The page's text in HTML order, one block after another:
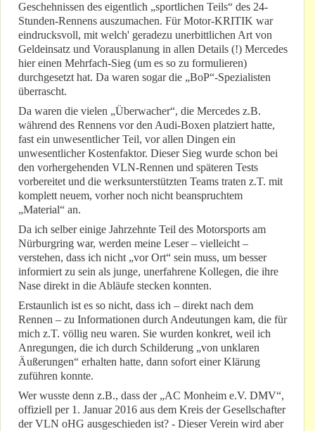
Geschehnissen des eigentlich „sportlichen Teils“ des 24-
Stunden-Rennens auszumachen. Für Motor-KRITIK war
eindrucksvoll, mit welch' geradezu unerbittlichen Art von
Geldeinsatz und Vorausplanung in allen Details (!) Mercedes
hier einen Mehrfach-Sieg (um es so zu formulieren)
durchgesetzt hat. Da waren sogar die „BoP“-Spezialisten
überrascht.
Da waren die vielen „Überwacher“, die Mercedes z.B.
während des Rennens vor den Audi-Boxen platziert hatte,
fast ein unwesentlicher Teil, vor allen Dingen ein
unwesentlicher Kostenfaktor. Dieser Sieg wurde schon bei
den vorhergehenden VLN-Rennen und späteren Tests
vorbereitet und die werksunterstützten Teams traten z.T. mit
komplett neuem, vorher noch nicht beanspruchtem
„Material“ an.
Da ich selber einige Jahrzehnte Teil des Motorsports am
Nürburgring war, werden meine Leser – vielleicht –
verstehen, dass ich nicht „vor Ort“ sein muss, um besser
informiert zu sein als junge, unerfahrene Kollegen, die ihre
Nase direkt in die Abläufe stecken konnten.
Erstaunlich ist es so nicht, dass ich – direkt nach dem
Rennen – zu Informationen durch Andeutungen kam, die für
mich z.T. völlig neu waren. Sie wurden konkret, weil ich
Anregungen, die ich durch Schilderung „von unklaren
Äußerungen“ erhalten hatte, dann sofort einer Klärung
zuführen konnte.
Wer wusste denn z.B., dass der „AC Monheim e.V. DMV“,
offiziell per 1. Januar 2016 aus dem Kreis der Gesellschafter
der VLN oHG ausgeschieden ist? - Dieser Verein wird aber